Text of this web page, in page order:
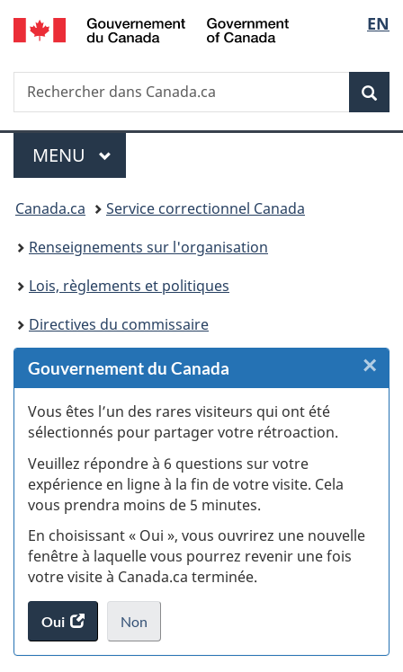
Passer
au
des
Passer
au
principal
Passer
à
Au
du
Passer
à
version
simplifiée
de
la
EN
Recherche
Rechercher
dans
Menu
MENU PRINCIPAL
Vous
êtes
ici :
Canada.ca
Service correctionnel Canada
Renseignements sur l'organisation
Lois, règlements et politiques
Directives du commissaire
Gouvernement du Canada
Vous êtes l’un des rares visiteurs qui ont été
sélectionnés pour partager votre rétroaction.
Veuillez répondre à 6 questions sur votre
expérience en ligne à la fin de votre visite. Cela
vous prendra moins de 5 minutes.
En choisissant « Oui », vous ouvrirez une nouvelle
fenêtre à laquelle vous pourrez revenir une fois
votre visite à Canada.ca terminée.
Oui
accéder
au
Non
je
.
×